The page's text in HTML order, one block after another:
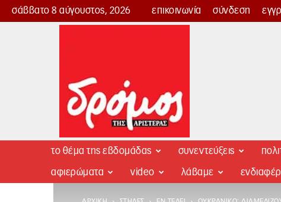
σάββατο 8 αύγουστος, 2026 επικοινωνία σύνδεση
Δρόμος
το θέμα της εβδομάδας συνεντεύξεις
αφιερώματα video λάβαμε